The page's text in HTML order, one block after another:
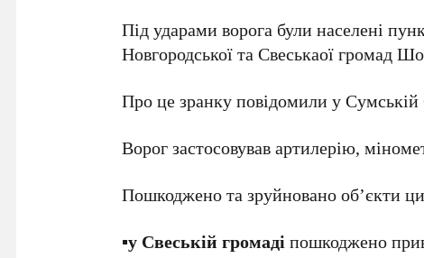
Під ударами ворога були населені
Новгородської та Свеськаої громад
Про це зранку повідомили у
Ворог застосовував артилерію,
Пошкоджено та зруйновано об’єкти
▪️у Свеській громадіпошкоджено